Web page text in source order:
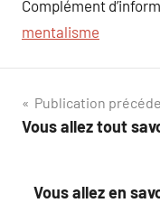
Complément
mentalisme
Navigation
de
Publication
Vous allez tout
Vous allez en